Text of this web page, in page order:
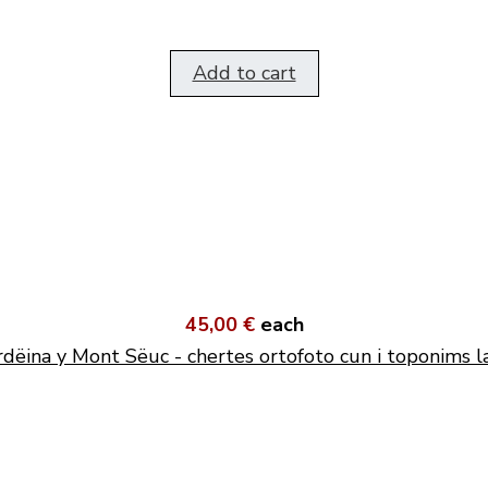
Add to cart
45,00 € each
y Mont Sëuc - chertes ortofoto cun i toponims